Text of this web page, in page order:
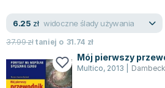
Ajahn Brahm
Lucinda Riley
Jacek Walkiewicz
6.25 zł widoczne ślady używania
37.99złtaniej o 31.74 zł
Mój pierwszy
Multico, 2013